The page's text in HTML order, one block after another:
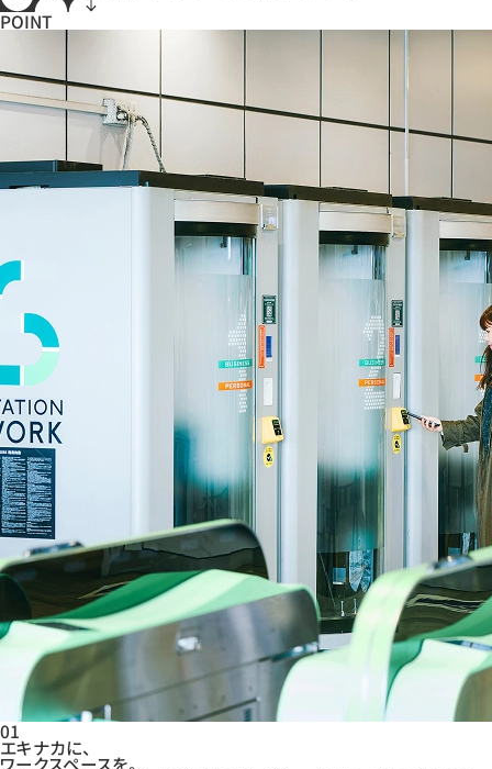
POINT
01
エキナカに、
ワークスペースを。